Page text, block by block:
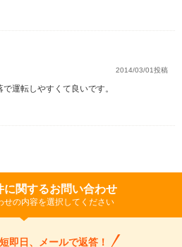
2014/03/01投稿
運転しやすくて良いです。
に関するお問い合わせ
せの内容を選択してください
即日、メールで返答！